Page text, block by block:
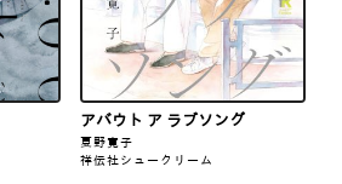
アバウト ア ラブソング
夏野寛子
祥伝社シュークリーム